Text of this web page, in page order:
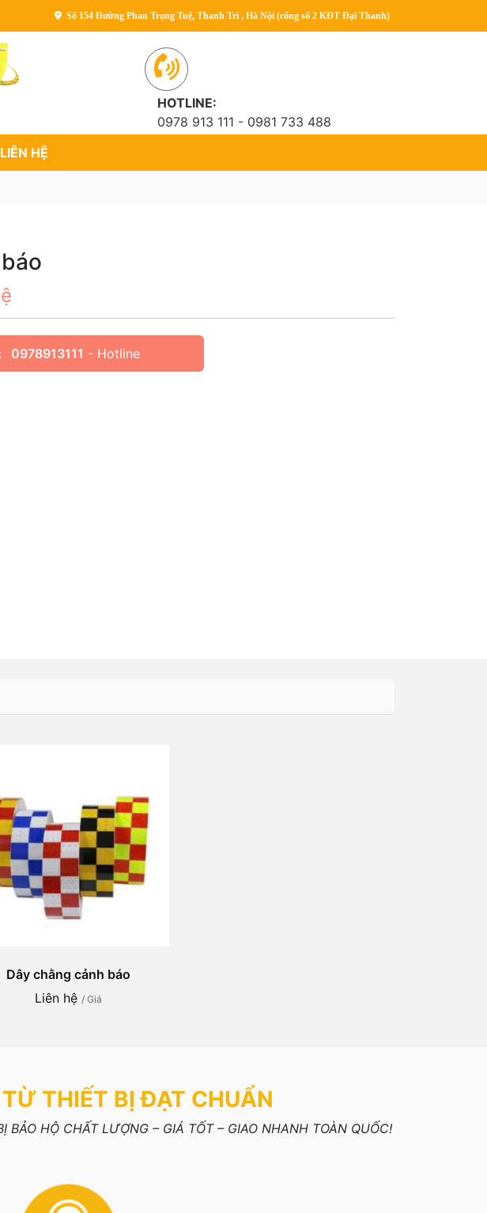
Số 154 Đường Phan Trọng Tuệ, Thanh Trì , Hà Nội (cổng số 2 KĐT Đại Thanh)
HOTLINE:
0978 913 111 - 0981 733 488
LIÊN HỆ
0978913111 - Hotline
Dây chằng cảnh báo
Liên hệ / Giá
THIẾT BỊ ĐẠT CHUẨN
HỘ CHẤT LƯỢNG – GIÁ TỐT – GIAO NHANH TOÀN QUỐC!